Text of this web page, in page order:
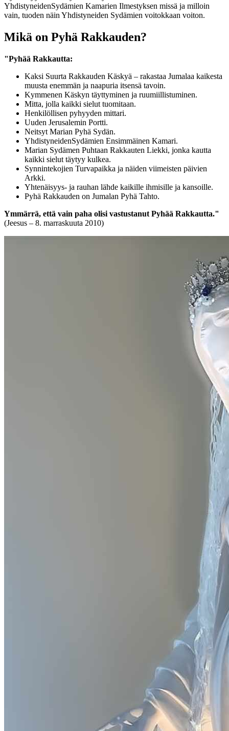
YhdistyneidenSydämien Kamarien Ilmestyksen missä ja milloin
vain, tuoden näin Yhdistyneiden Sydämien voitokkaan voiton.
Mikä on Pyhä Rakkauden?
"Pyhää Rakkautta:
Kaksi Suurta Rakkauden Käskyä – rakastaa Jumalaa kaikesta
muusta enemmän ja naapuria itsensä tavoin.
Kymmenen Käskyn täyttyminen ja ruumiillistuminen.
Mitta, jolla kaikki sielut tuomitaan.
Henkilöllisen pyhyyden mittari.
Uuden Jerusalemin Portti.
Neitsyt Marian Pyhä Sydän.
YhdistyneidenSydämien Ensimmäinen Kamari.
Marian Sydämen Puhtaan Rakkauten Liekki, jonka kautta
kaikki sielut täytyy kulkea.
Synnintekojien Turvapaikka ja näiden viimeisten päivien
Arkki.
Yhtenäisyys- ja rauhan lähde kaikille ihmisille ja kansoille.
Pyhä Rakkauden on Jumalan Pyhä Tahto.
Ymmärrä, että vain paha olisi vastustanut Pyhää Rakkautta."
(Jeesus – 8. marraskuuta 2010)